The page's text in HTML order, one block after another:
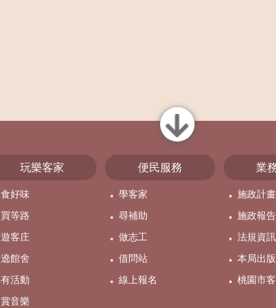
close
玩樂客家
食好味
買等路
遊客庄
遶館舍
有活動
賞音樂
便民服務
學客家
尋補助
做志工
借問站
線上報名
業
施政計畫
施政報告
法規資訊
本局出
桃園市